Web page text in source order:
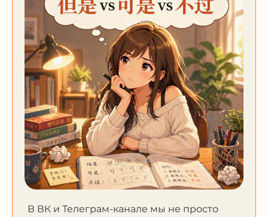
В ВК и Телеграм-канале мы не просто